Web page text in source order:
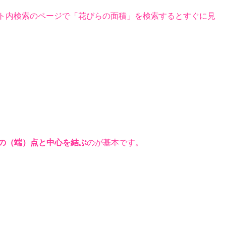
検索のページで「花びらの面積」を検索するとすぐに見
（端）点と中心を結ぶのが基本です。